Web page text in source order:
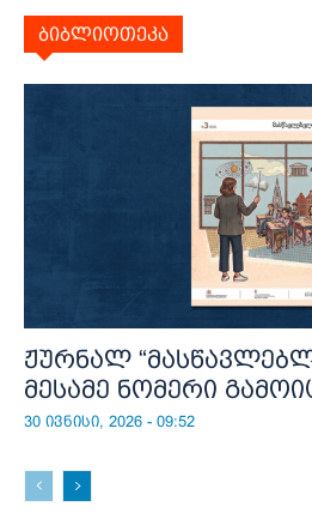
ბიბლიოთეკა
ჟურნალ
მესამე ნომერი
30 ივნისი, 2026 - 09:52